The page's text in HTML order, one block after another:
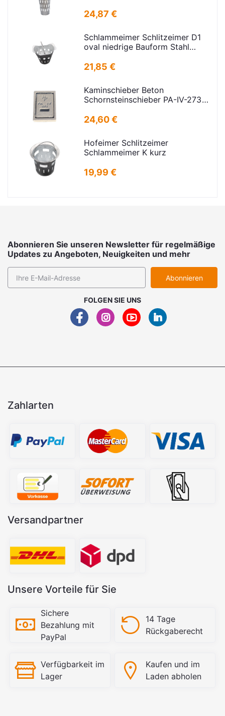
24,87 €
Schlammeimer Schlitzeimer D1
oval niedrige Bauform Stahl
D=395mm
21,85 €
Kaminschieber Beton
Schornsteinschieber PA-IV-273
16,5x24,5cm
24,60 €
Hofeimer Schlitzeimer
Schlammeimer K kurz
19,99 €
Abonnieren Sie unseren Newsletter für regelmäßige
Updates zu Angeboten, Neuigkeiten und mehr
Abonnieren
FOLGEN SIE UNS
Zahlarten
Versandpartner
Unsere Vorteile für Sie
Sichere
Bezahlung mit
PayPal
14 Tage
Rückgaberecht
Verfügbarkeit im
Lager
Kaufen und im
Laden abholen